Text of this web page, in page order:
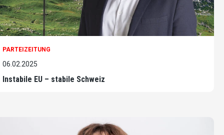
PARTEIZEITUNG
06.02.2025
Instabile EU – stabile Schweiz